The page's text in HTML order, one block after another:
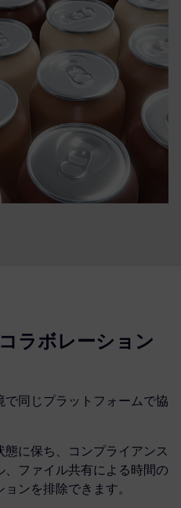
ラボレーション
同じプラットフォームで協
に保ち、コンプライアンス
ファイル共有による時間の
ンを排除できます。